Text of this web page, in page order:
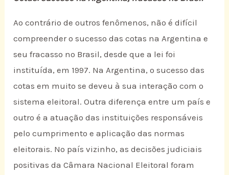
Ao contrário de outros fenômenos, não é difícil
compreender o sucesso das cotas na Argentina e
seu fracasso no Brasil, desde que a lei foi
instituída, em 1997. Na Argentina, o sucesso das
cotas em muito se deveu à sua interação com o
sistema eleitoral. Outra diferença entre um país e
outro é a atuação das instituições responsáveis
pelo cumprimento e aplicação das normas
eleitorais. No país vizinho, as decisões judiciais
positivas da Câmara Nacional Eleitoral foram